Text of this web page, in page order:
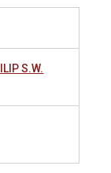
S.W.